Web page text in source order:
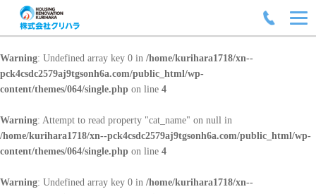
Warning: Undefined array key 0 in /home/kurihara1718/xn--
pck4csdc2579aj9tgsonh6a.com/public_html/wp-
content/themes/064/single.php on line 4
Warning: Attempt to read property "cat_name" on null in
/home/kurihara1718/xn--pck4csdc2579aj9tgsonh6a.com/public_html/wp-
content/themes/064/single.php on line 4
Warning: Undefined array key 0 in /home/kurihara1718/xn--